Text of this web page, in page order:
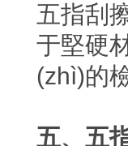
五指刮
于堅硬
(zhì)的
五、五